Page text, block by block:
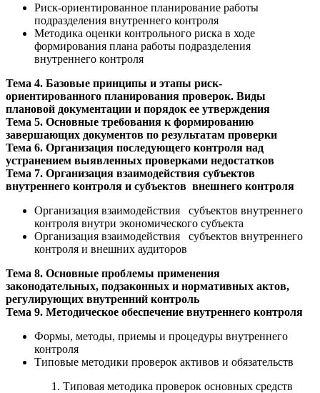
Риск-ориентированное планирование работы
подразделения внутреннего контроля
Методика оценки контрольного риска в ходе
формирования плана работы подразделения
внутреннего контроля
Тема 4. Базовые принципы и этапы риск-
ориентированного планирования проверок. Виды
плановой документации и порядок ее утверждения
Тема 5. Основные требования к формированию
завершающих документов по результатам проверки
Тема 6. Организация последующего контроля над
устранением выявленных проверками недостатков
Тема 7. Организация взаимодействия субъектов
внутреннего контроля и субъектов внешнего контроля
Организация взаимодействия субъектов внутреннего
контроля внутри экономического субъекта
Организация взаимодействия субъектов внутреннего
контроля и внешних аудиторов
Тема 8. Основные проблемы применения
законодательных, подзаконных и нормативных актов,
регулирующих внутренний контроль
Тема 9. Методическое обеспечение внутреннего контроля
Формы, методы, приемы и процедуры внутреннего
контроля
Типовые методики проверок активов и обязательств
Типовая методика проверок основных средств